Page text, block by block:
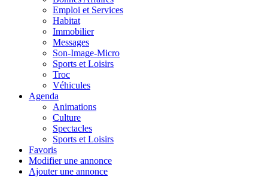
Emploi et Services
Habitat
Immobilier
Messages
Son-Image-Micro
Sports et Loisirs
Troc
Véhicules
Agenda
Animations
Culture
Spectacles
Sports et Loisirs
Favoris
Modifier une annonce
Ajouter une annonce